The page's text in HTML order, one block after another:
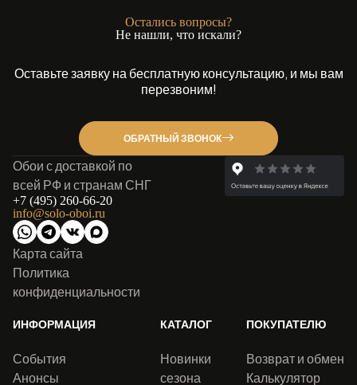
Остались вопросы?
Не нашли, что искали?
Оставьте заявку на бесплатную консультацию, и мы вам
перезвоним!
ОБРАТНЫЙ ЗВОНОК
Обои с доставкой по
всей РФ и странам СНГ
+7 (495) 260-66-20
info@solo-oboi.ru
Карта сайта
Политика
конфиденциальности
ИНФОРМАЦИЯ
События
Анонсы
КАТАЛОГ
Новинки
сезона
ПОКУПАТЕЛЮ
Возврат и обмен
Калькулятор